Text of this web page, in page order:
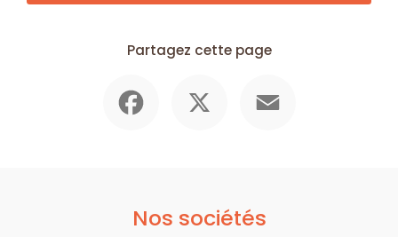
Partagez cette page
Nos sociétés